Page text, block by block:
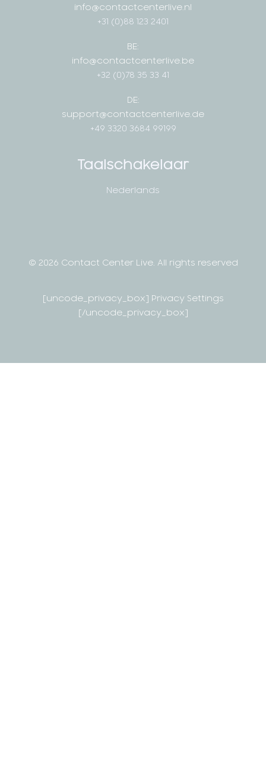
info@contactcenterlive.nl
+31 (0)88 123 2401
BE:
info@contactcenterlive.be
+32 (0)78 35 33 41
DE:
support@contactcenterlive.de
+49 3320 3684 99199
Taalschakelaar
Nederlands
© 2026 Contact Center Live. All rights reserved
[uncode_privacy_box] Privacy Settings
[/uncode_privacy_box]